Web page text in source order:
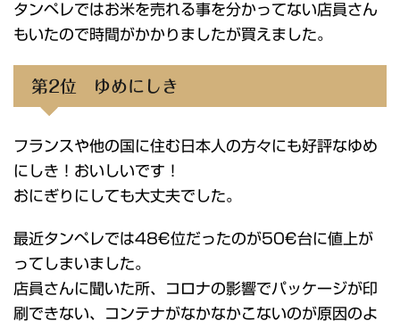
タンペレではお米を売れる事を分かってない店員さん
もいたので時間がかかりましたが買えました。
第2位 ゆめにしき
フランスや他の国に住む日本人の方々にも好評なゆめ
にしき！おいしいです！
おにぎりにしても大丈夫でした。
最近タンペレでは48€位だったのが50€台に値上が
ってしまいました。
店員さんに聞いた所、コロナの影響でパッケージが印
刷できない、コンテナがなかなかこないのが原因のよ